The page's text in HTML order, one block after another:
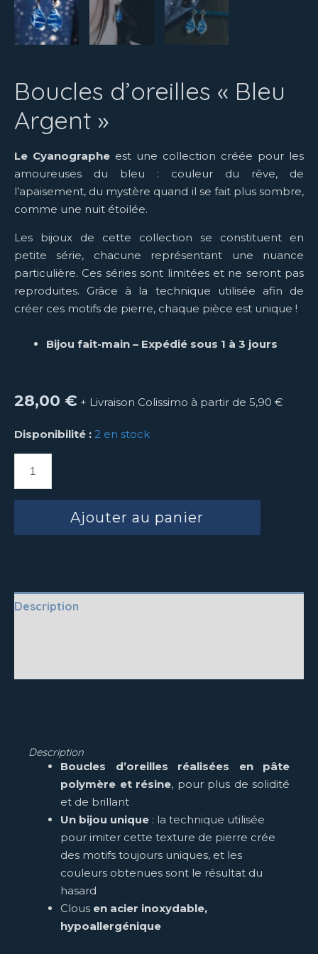
Boucles d’oreilles « Bleu
Argent »
Le Cyanographe est une collection créée pour les
amoureuses du bleu : couleur du rêve, de
l’apaisement, du mystère quand il se fait plus sombre,
comme une nuit étoilée.
Les bijoux de cette collection se constituent en
petite série, chacune représentant une nuance
particulière. Ces séries sont limitées et ne seront pas
reproduites. Grâce à la technique utilisée afin de
créer ces motifs de pierre, chaque pièce est unique !
Bijou fait-main – Expédié sous 1 à 3 jours
28,00 € + Livraison Colissimo à partir de 5,90 €
Disponibilité : 2 en stock
Ajouter au panier
Description
Description
Boucles d’oreilles réalisées en pâte
polymère et résine, pour plus de solidité
et de brillant
Un bijou unique : la technique utilisée
pour imiter cette texture de pierre crée
des motifs toujours uniques, et les
couleurs obtenues sont le résultat du
hasard
Clous en acier inoxydable,
hypoallergénique